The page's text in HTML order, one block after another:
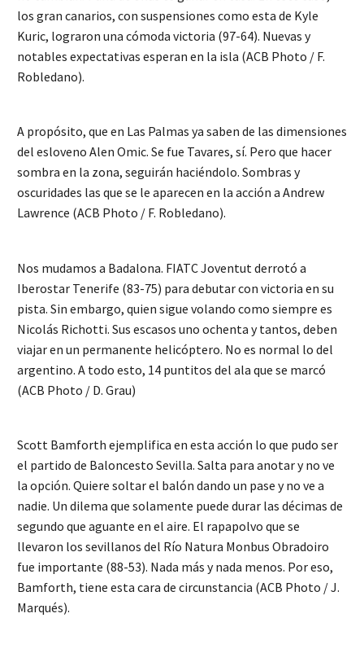
los gran canarios, con suspensiones como esta de Kyle
Kuric, lograron una cómoda victoria (97-64). Nuevas y
notables expectativas esperan en la isla (ACB Photo / F.
Robledano).
A propósito, que en Las Palmas ya saben de las dimensiones
del esloveno Alen Omic. Se fue Tavares, sí. Pero que hacer
sombra en la zona, seguirán haciéndolo. Sombras y
oscuridades las que se le aparecen en la acción a Andrew
Lawrence (ACB Photo / F. Robledano).
Nos mudamos a Badalona. FIATC Joventut derrotó a
Iberostar Tenerife (83-75) para debutar con victoria en su
pista. Sin embargo, quien sigue volando como siempre es
Nicolás Richotti. Sus escasos uno ochenta y tantos, deben
viajar en un permanente helicóptero. No es normal lo del
argentino. A todo esto, 14 puntitos del ala que se marcó
(ACB Photo / D. Grau)
Scott Bamforth ejemplifica en esta acción lo que pudo ser
el partido de Baloncesto Sevilla. Salta para anotar y no ve
la opción. Quiere soltar el balón dando un pase y no ve a
nadie. Un dilema que solamente puede durar las décimas de
segundo que aguante en el aire. El rapapolvo que se
llevaron los sevillanos del Río Natura Monbus Obradoiro
fue importante (88-53). Nada más y nada menos. Por eso,
Bamforth, tiene esta cara de circunstancia (ACB Photo / J.
Marqués).